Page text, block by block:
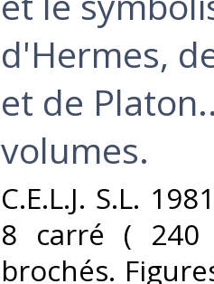
d'Hermes,
et de
volumes.‎
‎C.E.L.J. S.L.
8 carré (
brochés.